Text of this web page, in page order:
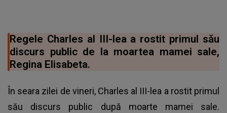
Regele Charles al III-lea a rostit primul său
discurs public de la moartea mamei sale,
Regina Elisabeta.
În seara zilei de vineri, Charles al III-lea a rostit primul
său discurs public după moarte mamei sale.